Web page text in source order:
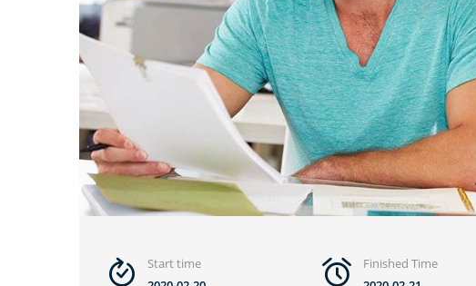
Start time
Finished Time